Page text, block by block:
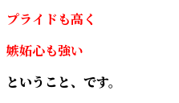
プライドも高く
嫉妬心も強い
ということ、です。